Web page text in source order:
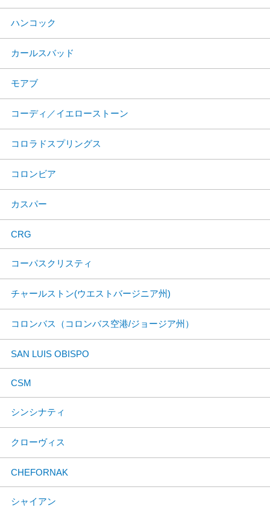
ハンコック
カールスバッド
モアブ
コーディ／イエローストーン
コロラドスプリングス
コロンビア
カスパー
CRG
コーパスクリスティ
チャールストン(ウエストバージニア州)
コロンバス（コロンバス空港/ジョージア州）
SAN LUIS OBISPO
CSM
シンシナティ
クローヴィス
CHEFORNAK
シャイアン